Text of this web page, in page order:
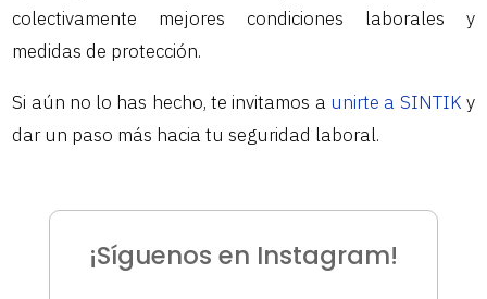
colectivamente mejores condiciones laborales y
medidas de protección.
Si aún no lo has hecho, te invitamos a unirte a SINTIK y
dar un paso más hacia tu seguridad laboral.
¡Síguenos en Instagram!